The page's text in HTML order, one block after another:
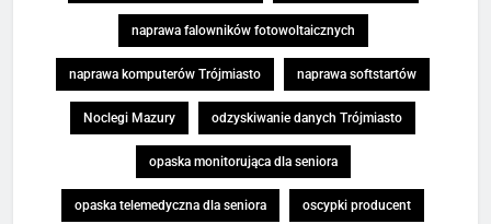
naprawa falowników fotowoltaicznych
naprawa komputerów Trójmiasto naprawa softstartów
Noclegi Mazury odzyskiwanie danych Trójmiasto
opaska monitorująca dla seniora
opaska telemedyczna dla seniora oscypki producent